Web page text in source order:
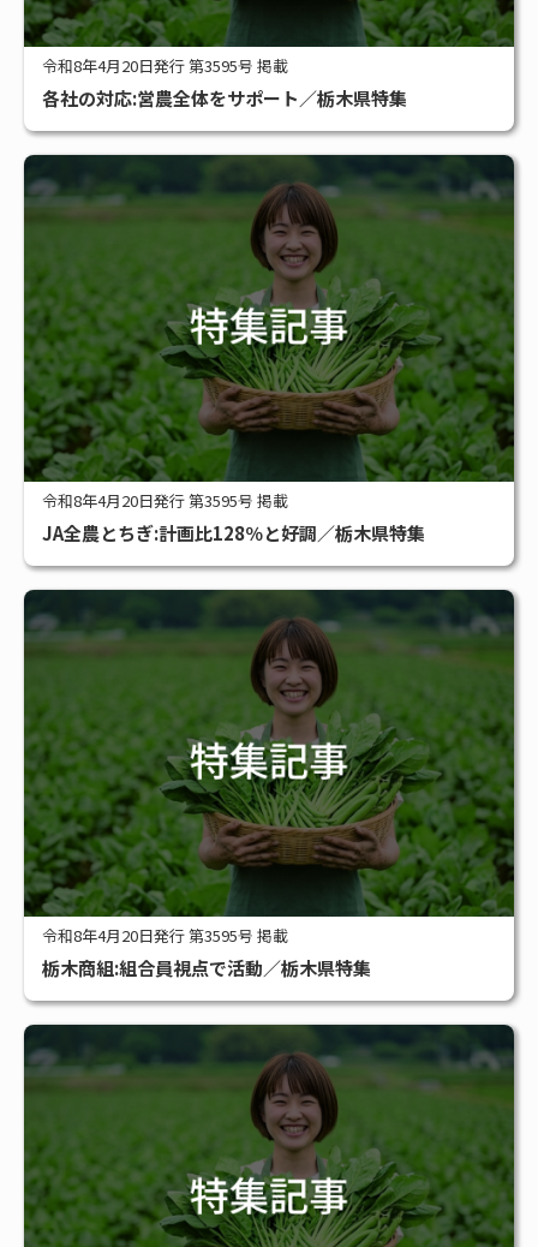
令和8年4月20日発行 第3595号 掲載
各社の対応:営農全体をサポート／栃木県特集
令和8年4月20日発行 第3595号 掲載
JA全農とちぎ:計画比128％と好調／栃木県特集
令和8年4月20日発行 第3595号 掲載
栃木商組:組合員視点で活動／栃木県特集